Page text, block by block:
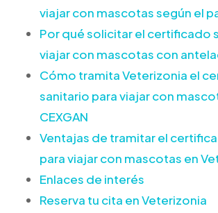
viajar con mascotas según el
Por qué solicitar el certificado
viajar con mascotas con
Cómo tramita Veterizonia el
sanitario para viajar con
CEXGAN
Ventajas de tramitar el
para viajar con mascotas en
Enlaces de interés
Reserva tu cita en Veterizonia